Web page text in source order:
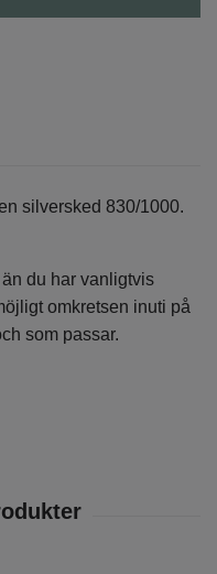
silversked 830/1000.
du har vanligtvis
omkretsen inuti på
som passar.